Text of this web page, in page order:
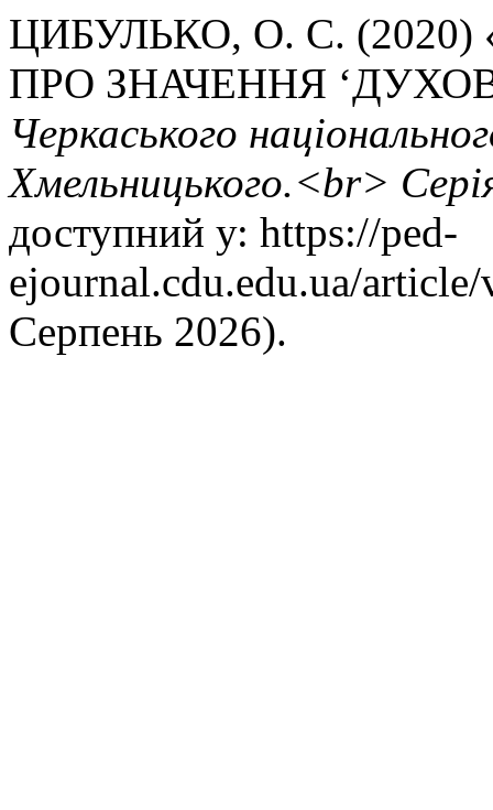
ЦИБУЛЬКО, О. С.
ПРО ЗНАЧЕННЯ
Черкаського
Хмельницького.<br>
доступний у: https://ped-
ejournal.cdu.edu.ua/
Серпень 2026).